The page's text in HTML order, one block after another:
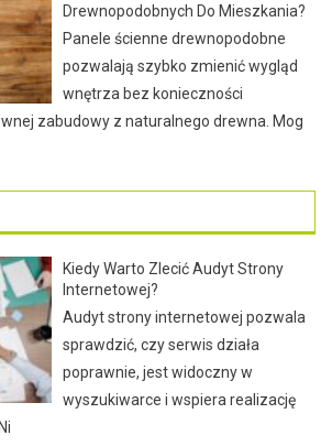
Drewnopodobnych Do Mieszkania?
Panele ścienne drewnopodobne
pozwalają szybko zmienić wygląd
wnętrza bez konieczności
zabudowy z naturalnego drewna. Mog
Kiedy Warto Zlecić Audyt Strony
Internetowej?
Audyt strony internetowej pozwala
sprawdzić, czy serwis działa
poprawnie, jest widoczny w
wyszukiwarce i wspiera realizację